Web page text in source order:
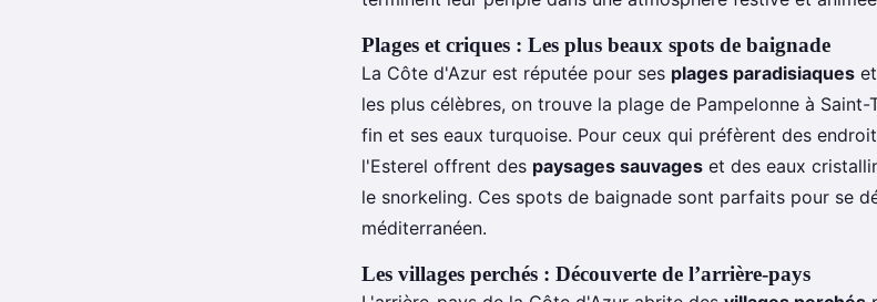
Plages et criques : Les plus beaux spots de baignade
La Côte d'Azur est réputée pour ses plages paradisiaques
les plus célèbres, on trouve la plage de Pampelonne à
fin et ses eaux turquoise. Pour ceux qui préfèrent des
l'Esterel offrent des paysages sauvages et des eaux
le snorkeling. Ces spots de baignade sont parfaits pour se
méditerranéen.
Les villages perchés : Découverte de l’arrière-pays